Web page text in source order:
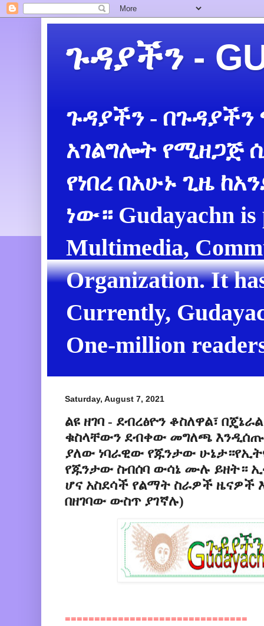
ጉዳያችን -
ጉዳያችን -
አገልግሎት የሚዘጋጅ
የነበረ በአሁኑ ጊዜ
ነው። Gudayachn is
Multimedia,
Organization. It
Currently,
One-million
Saturday, August 7, 2021
ልዩ ዘገባ - ደብረፅዮን ቆስለዋል፣
ቁስላቸውን ደብቀው መግለጫ እንዲሰጡ
ያለው ነባራዊው የጁንታው
የጁንታው ስብሰባ ውሳኔ ሙሉ ይዘት።
ሆና አስደሳች የልማት ስራዎች ዜናዎች
በዘገባው ውስጥ ያገኛሉ)
===============================